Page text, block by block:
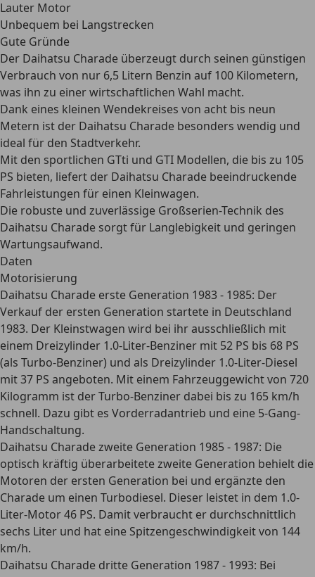
Lauter Motor
Unbequem bei Langstrecken
Gute Gründe
Der Daihatsu Charade überzeugt durch seinen günstigen
Verbrauch von nur 6,5 Litern Benzin auf 100 Kilometern,
was ihn zu einer wirtschaftlichen Wahl macht.
Dank eines kleinen Wendekreises von acht bis neun
Metern ist der Daihatsu Charade besonders wendig und
ideal für den Stadtverkehr.
Mit den sportlichen GTti und GTI Modellen, die bis zu 105
PS bieten, liefert der Daihatsu Charade beeindruckende
Fahrleistungen für einen Kleinwagen.
Die robuste und zuverlässige Großserien-Technik des
Daihatsu Charade sorgt für Langlebigkeit und geringen
Wartungsaufwand.
Daten
Motorisierung
Daihatsu Charade erste Generation 1983 - 1985: Der
Verkauf der ersten Generation startete in Deutschland
1983. Der Kleinstwagen wird bei ihr ausschließlich mit
einem Dreizylinder 1.0-Liter-Benziner mit 52 PS bis 68 PS
(als Turbo-Benziner) und als Dreizylinder 1.0-Liter-Diesel
mit 37 PS angeboten. Mit einem Fahrzeuggewicht von 720
Kilogramm ist der Turbo-Benziner dabei bis zu 165 km/h
schnell. Dazu gibt es Vorderradantrieb und eine 5-Gang-
Handschaltung.
Daihatsu Charade zweite Generation 1985 - 1987: Die
optisch kräftig überarbeitete zweite Generation behielt die
Motoren der ersten Generation bei und ergänzte den
Charade um einen Turbodiesel. Dieser leistet in dem 1.0-
Liter-Motor 46 PS. Damit verbraucht er durchschnittlich
sechs Liter und hat eine Spitzengeschwindigkeit von 144
km/h.
Daihatsu Charade dritte Generation 1987 - 1993: Bei